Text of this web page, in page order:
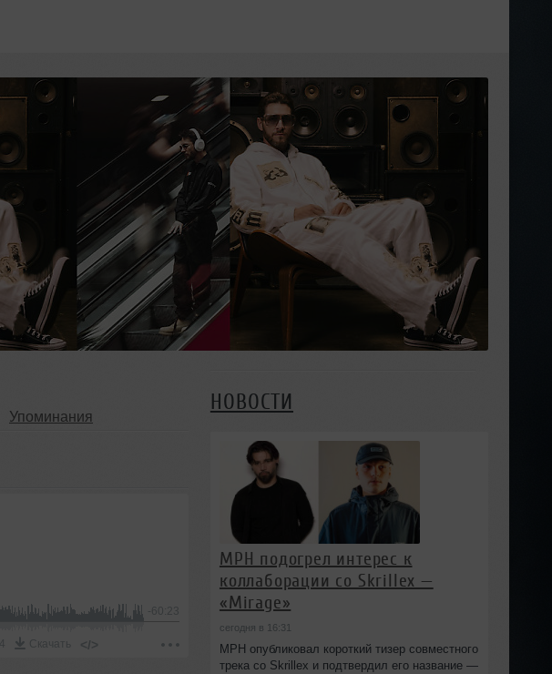
Упоминания
-60:23
Скачать </>
НОВОСТИ
MPH подогрел интерес к
коллаборации со Skrillex —
«Mirage»
сегодня в 16:31
MPH опубликовал короткий тизер совместного
трека со Skrillex и подтвердил его название —